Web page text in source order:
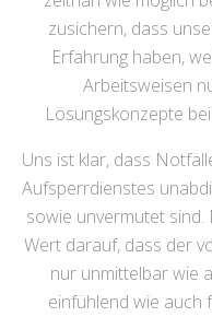
zusichern, dass
Erfahrung haben,
Arbeitsweisen
Lösungskonzepte
Uns ist klar, dass
Aufsperrdienstes
sowie unvermutet
Wert darauf, dass der
nur unmittelbar wie
einfühlend wie auch